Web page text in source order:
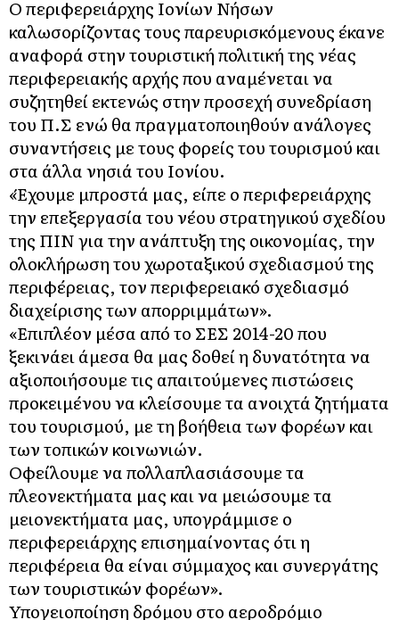
Ο περιφερειάρχης Ιονίων Νήσων
καλωσορίζοντας τους παρευρισκόμενους έκανε
αναφορά στην τουριστική πολιτική της νέας
περιφερειακής αρχής που αναμένεται να
συζητηθεί εκτενώς στην προσεχή συνεδρίαση
του Π.Σ ενώ θα πραγματοποιηθούν ανάλογες
συναντήσεις με τους φορείς του τουρισμού και
στα άλλα νησιά του Ιονίου.
«Έχουμε μπροστά μας, είπε ο περιφερειάρχης
την επεξεργασία του νέου στρατηγικού σχεδίου
της ΠΙΝ για την ανάπτυξη της οικονομίας, την
ολοκλήρωση του χωροταξικού σχεδιασμού της
περιφέρειας, τον περιφερειακό σχεδιασμό
διαχείρισης των απορριμμάτων».
«Επιπλέον μέσα από το ΣΕΣ 2014-20 που
ξεκινάει άμεσα θα μας δοθεί η δυνατότητα να
αξιοποιήσουμε τις απαιτούμενες πιστώσεις
προκειμένου να κλείσουμε τα ανοιχτά ζητήματα
του τουρισμού, με τη βοήθεια των φορέων και
των τοπικών κοινωνιών.
Οφείλουμε να πολλαπλασιάσουμε τα
πλεονεκτήματα μας και να μειώσουμε τα
μειονεκτήματα μας, υπογράμμισε ο
περιφερειάρχης επισημαίνοντας ότι η
περιφέρεια θα είναι σύμμαχος και συνεργάτης
των τουριστικών φορέων».
Υπογειοποίηση δρόμου στο αεροδρόμιο